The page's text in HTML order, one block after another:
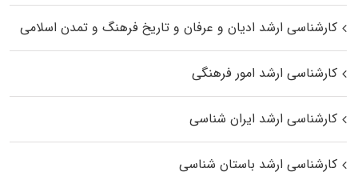
کارشناسی ارشد ادیان و عرفان و تاریخ فرهنگ و تمدن اسلامی
کارشناسی ارشد امور فرهنگی
کارشناسی ارشد ایران شناسی
کارشناسی ارشد باستان شناسی